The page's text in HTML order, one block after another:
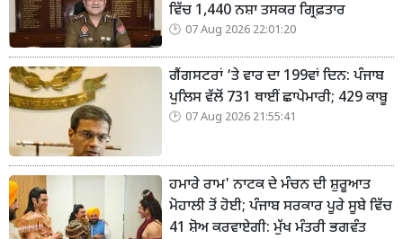
ਵਿੱਚ 1,440 ਨਸ਼ਾ ਤਸਕਰ ਗ੍ਰਿਫ਼ਤਾਰ
07 Aug 2026 22:01:20
ਗੈਂਗਸਟਰਾਂ ‘ਤੇ ਵਾਰ ਦਾ 199ਵਾਂ ਦਿਨ: ਪੰਜਾਬ
ਪੁਲਿਸ ਵੱਲੋਂ 731 ਥਾਈਂ ਛਾਪੇਮਾਰੀ; 429 ਕਾਬੂ
07 Aug 2026 21:55:41
ਹਮਾਰੇ ਰਾਮ' ਨਾਟਕ ਦੇ ਮੰਚਨ ਦੀ ਸ਼ੁਰੂਆਤ
ਮੋਹਾਲੀ ਤੋਂ ਹੋਈ; ਪੰਜਾਬ ਸਰਕਾਰ ਪੂਰੇ ਸੂਬੇ ਵਿੱਚ
41 ਸ਼ੋਅ ਕਰਵਾਏਗੀ: ਮੁੱਖ ਮੰਤਰੀ ਭਗਵੰਤ